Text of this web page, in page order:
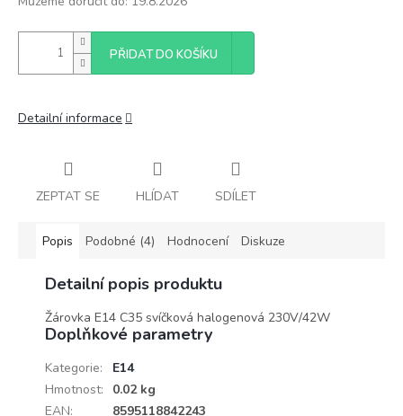
PŘIDAT DO KOŠÍKU
Detailní informace
ZEPTAT SE HLÍDAT SDÍLET
Popis Podobné (4) Hodnocení Diskuze
Detailní popis produktu
Žárovka E14 C35 svíčková halogenová 230V/42W
Doplňkové parametry
Kategorie:
E14
Hmotnost:
0.02 kg
EAN: 8595118842243